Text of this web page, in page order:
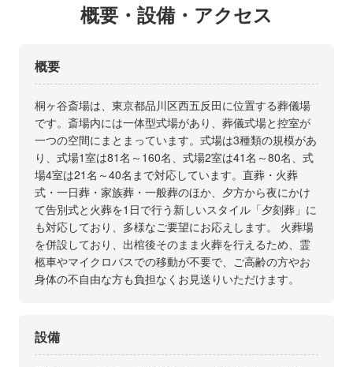
概要・設備・アクセス
概要
桐ヶ谷斎場は、東京都品川区西五反田に位置する葬儀場
です。斎場内には一体型式場があり、葬儀式場と控室が
一つの空間にまとまっています。式場は3種類の規模があ
り、式場1室は81名～160名、式場2室は41名～80名、式
場4室は21名～40名まで対応しています。直葬・火葬
式・一日葬・家族葬・一般葬のほか、夕方から夜にかけ
て告別式と火葬を1日で行う新しいスタイル「夕刻葬」に
も対応しており、多様なご要望にお応えします。 火葬場
を併設しており、出棺後そのまま火葬を行えるため、霊
柩車やマイクロバスでの移動が不要で、ご高齢の方やお
身体の不自由な方も負担なくお見送りいただけます。
設備